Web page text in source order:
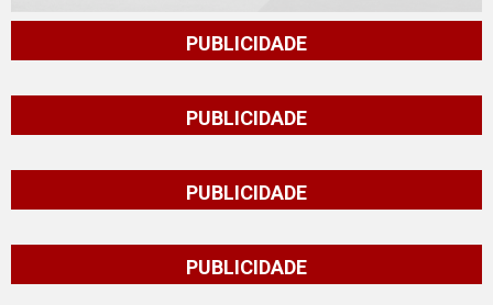
PUBLICIDADE
PUBLICIDADE
PUBLICIDADE
PUBLICIDADE